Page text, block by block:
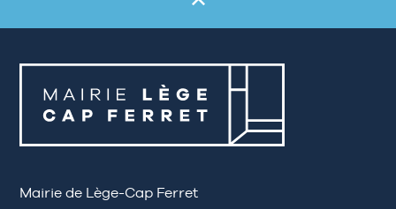
Mairie de Lège-Cap Ferret